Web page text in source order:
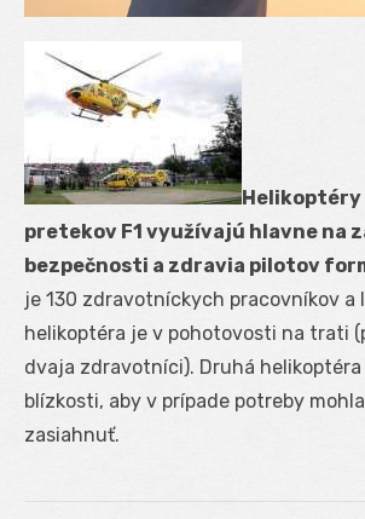
Helikoptéry
pretekov F1 využívajú hlavne na
bezpečnosti a zdravia pilotov
je 130 zdravotníckych pracovníkov a
helikoptéra je v pohotovosti na trati
dvaja zdravotníci). Druhá
blízkosti, aby v prípade potreby
zasiahnuť.